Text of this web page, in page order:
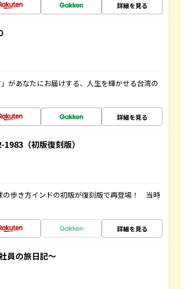
詳細を見る
があなたにお届けする、人生を輝かせる台湾の
詳細を見る
（初版復刻版）
の歩き方インドの初版が復刻版で再登場！ 当時
詳細を見る
員の旅日記～